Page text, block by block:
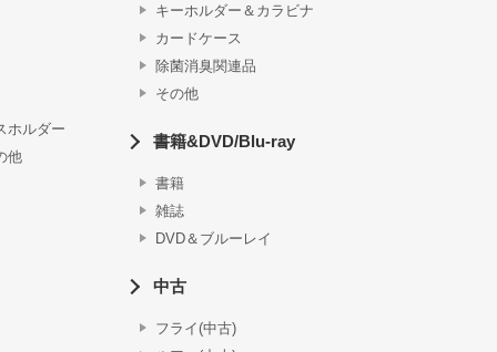
ホルダー
他
キーホルダー＆カラビナ
カードケース
除菌消臭関連品
その他
書籍&DVD/Blu-ray
書籍
雑誌
DVD＆ブルーレイ
中古
フライ(中古)